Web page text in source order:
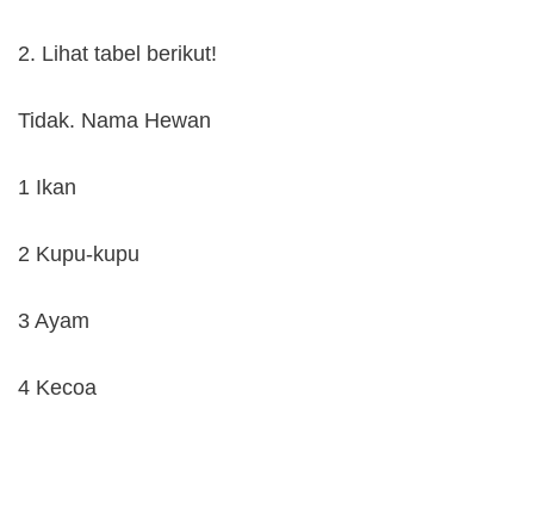
2. Lihat tabel berikut!
Tidak. Nama Hewan
1 Ikan
2 Kupu-kupu
3 Ayam
4 Kecoa